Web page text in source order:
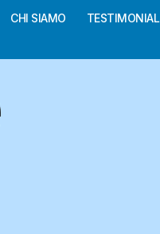
CHI SIAMO TESTIMONIAL